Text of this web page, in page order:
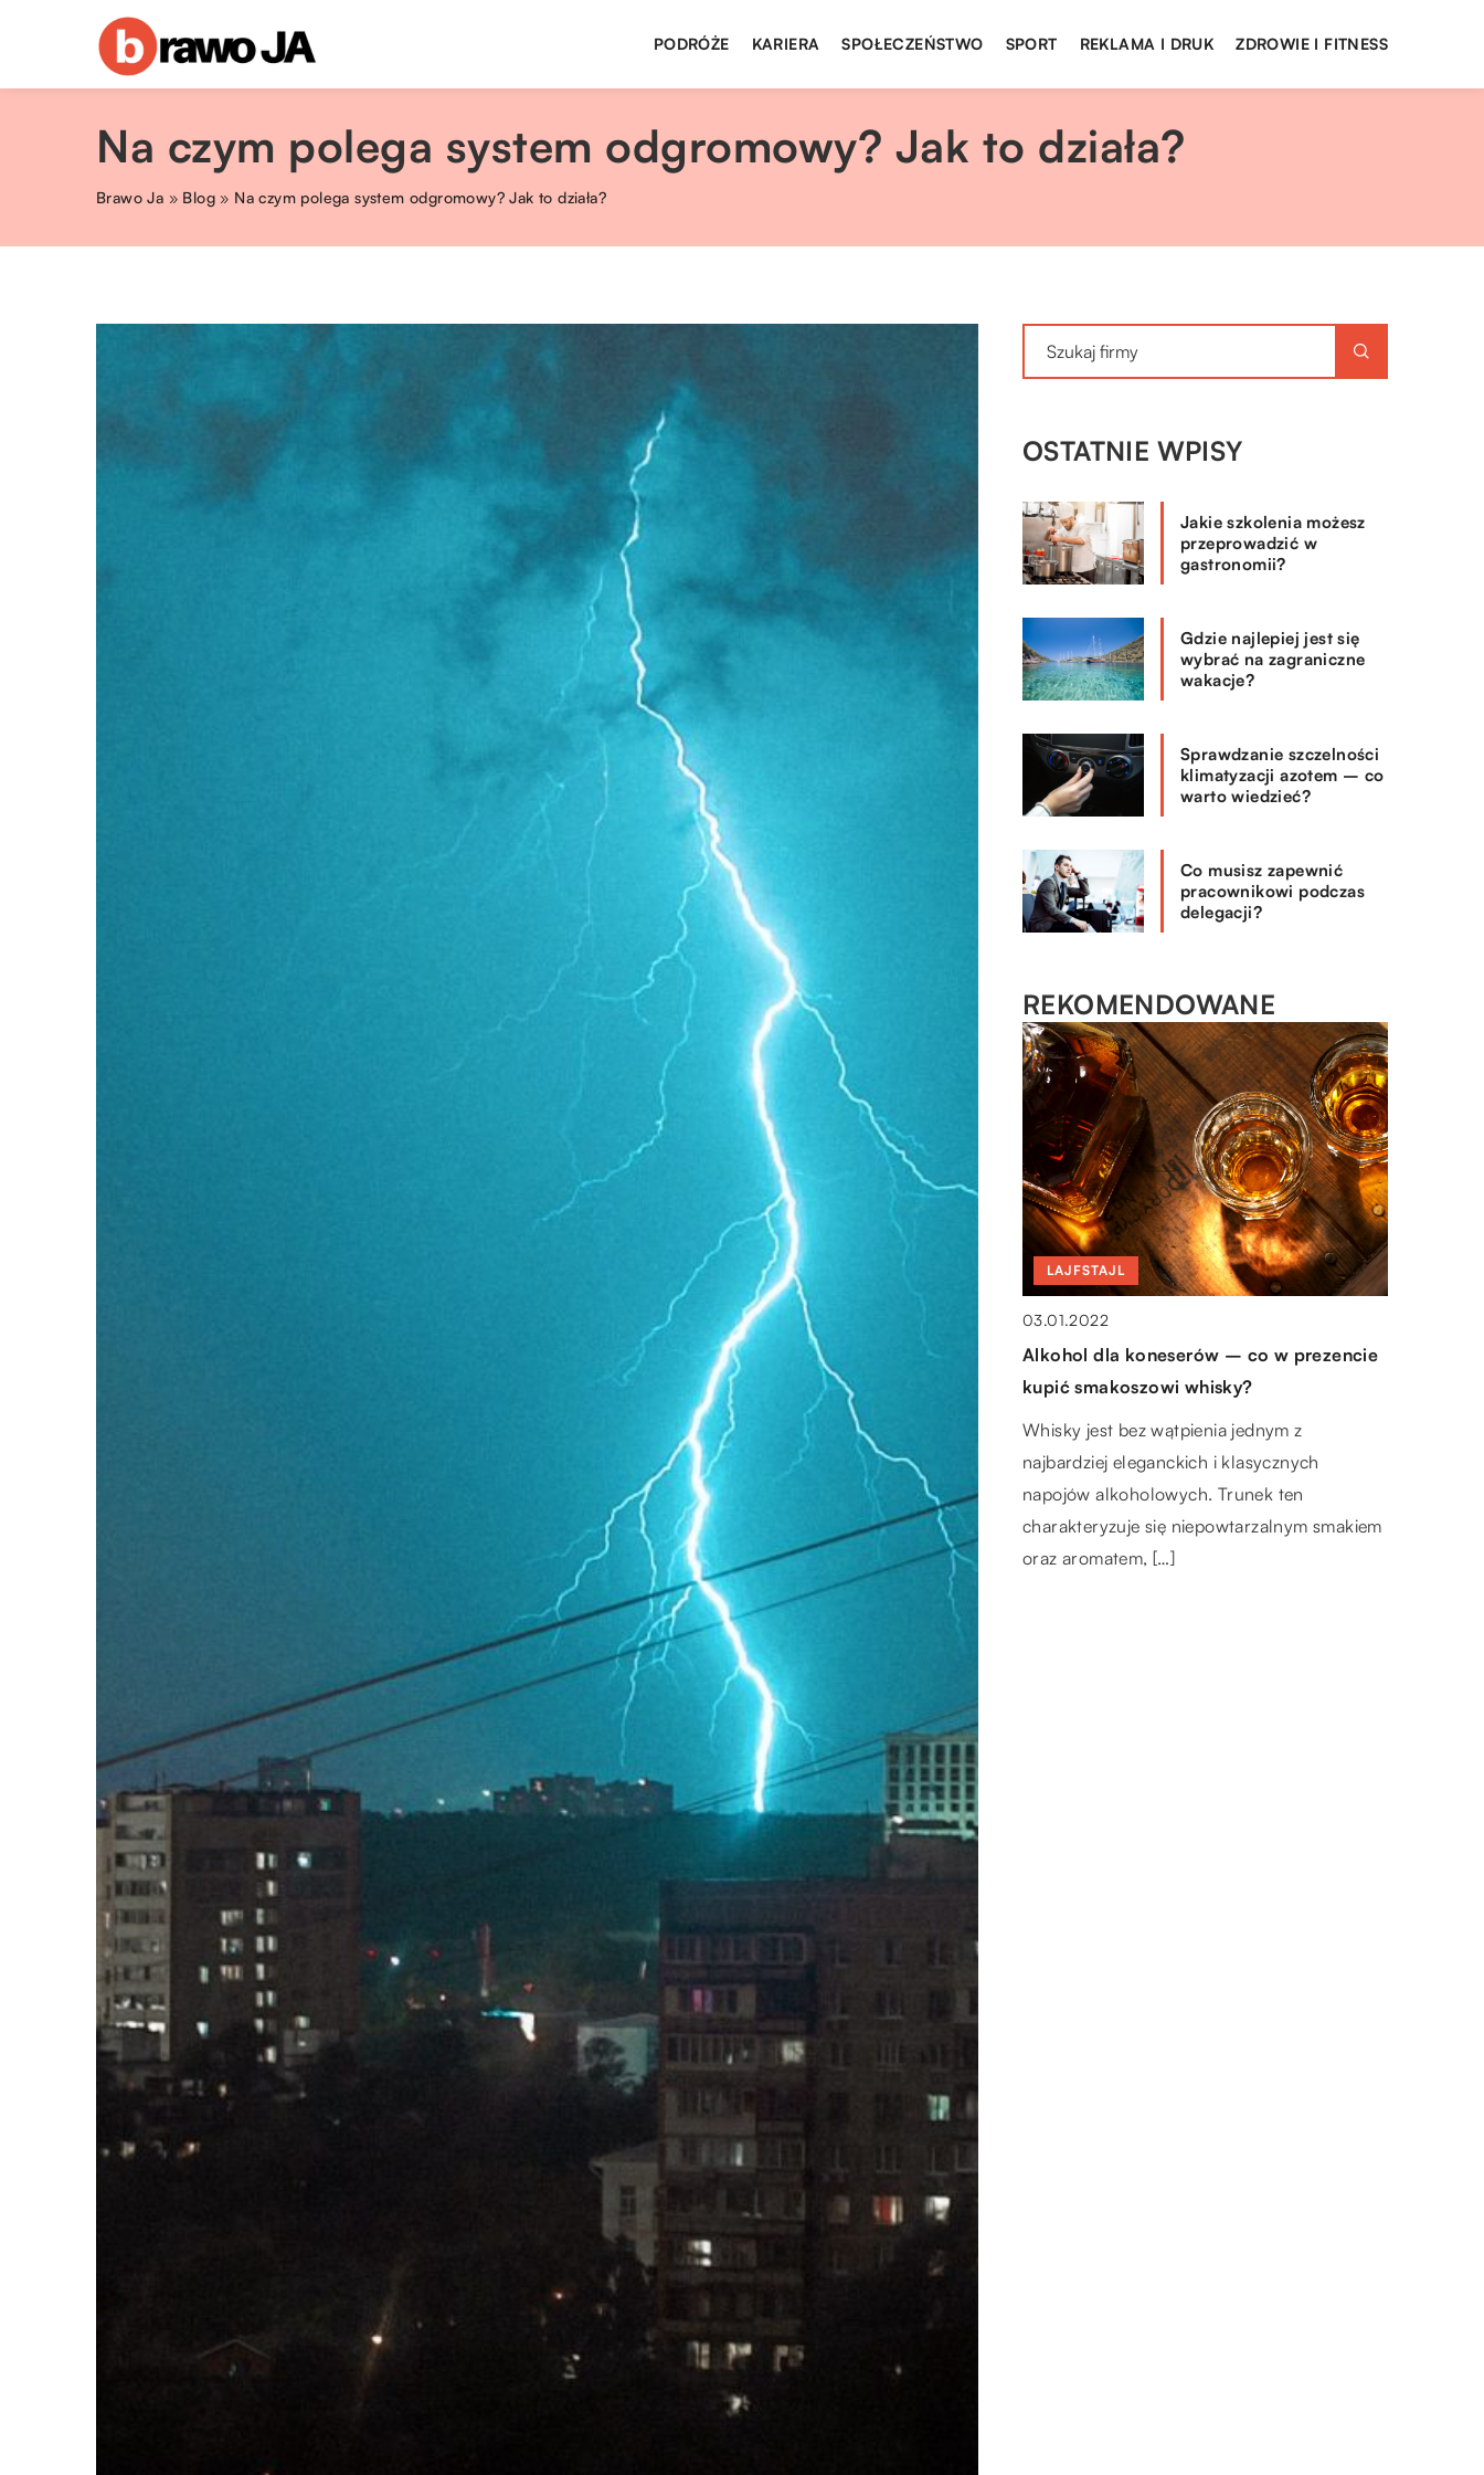
PODRÓŻE KARIERA SPOŁECZEŃSTWO SPORT REKLAMA I DRUK ZDROWIE I FITNESS
Na czym polega system odgromowy? Jak to działa?
Brawo Ja » Blog » Na czym polega system odgromowy? Jak to działa?
OSTATNIE WPISY
Jakie szkolenia możesz
przeprowadzić w
gastronomii?
Gdzie najlepiej jest się
wybrać na zagraniczne
wakacje?
Sprawdzanie szczelności
klimatyzacji azotem – co
warto wiedzieć?
Co musisz zapewnić
pracownikowi podczas
delegacji?
REKOMENDOWANE
LAJFSTAJL
22.04.2018
Dlaczego warto skorzystać z usług biura
tłumaczeń
Korzystanie z usług profesjonalnych biur
tłumaczeń jest niezwykle popularne. W
dzisiejszych czasach bardzo wiele osób
korzysta z tłumaczeń ze względu […]
LAJFSTAJL
03.01.2022
Alkohol dla koneserów – co w prezencie
kupić smakoszowi whisky?
Whisky jest bez wątpienia jednym z
najbardziej eleganckich i klasycznych
napojów alkoholowych. Trunek ten
charakteryzuje się niepowtarzalnym smakiem
oraz aromatem, […]
OGRÓD I DOM
04.09.2020
W jakich pomieszczeniach idealnie
sprawdzą się meble lustrzane?
Sklepy meblowe oferują mnóstwo
interesujących projektów, które pięknie
prezentują się w domowych aranżacjach. Z
udziałem funkcjonalnego i ładnie
wykonanego wyposażenia […]